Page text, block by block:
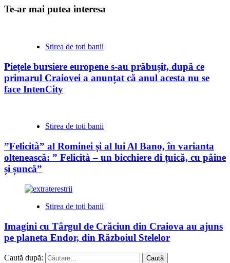
Te-ar mai putea interesa
Stirea de toti banii
Piețele bursiere europene s-au prăbușit, după ce
primarul Craiovei a anunțat că anul acesta nu se
face IntenCity
Stirea de toti banii
”Felicità” al Rominei și al lui Al Bano, în varianta
oltenească: ” Felicità – un bicchiere di țuică, cu pâine
și șuncă”
Stirea de toti banii
Imagini cu Târgul de Crăciun din Craiova au ajuns
pe planeta Endor, din Războiul Stelelor
Caută după: